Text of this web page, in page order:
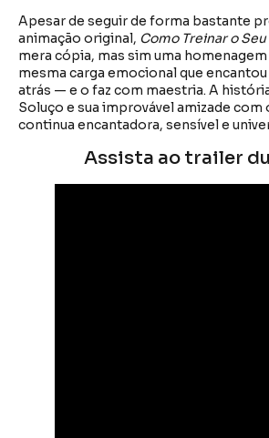
Apesar de seguir de forma bastante
animação original, Como Treinar o
mera cópia, mas sim uma homenagem
mesma carga emocional que
atrás — e o faz com maestria. A
Soluço e sua improvável amizade com
continua encantadora, sensível e
Assista ao trailer